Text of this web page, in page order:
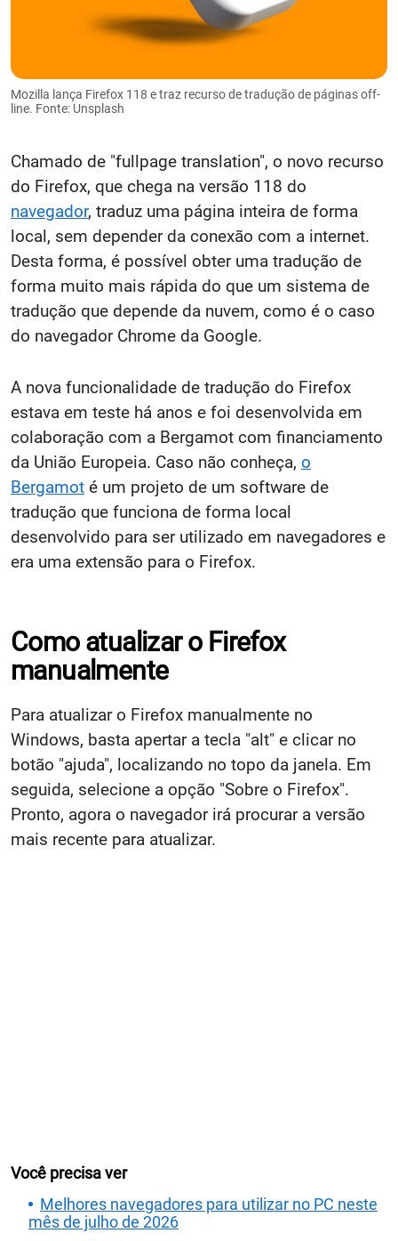
Mozilla lança Firefox 118 e traz recurso de tradução de páginas off-
line. Fonte: Unsplash
Chamado de "fullpage translation", o novo recurso
do Firefox, que chega na versão 118 do
navegador, traduz uma página inteira de forma
local, sem depender da conexão com a internet.
Desta forma, é possível obter uma tradução de
forma muito mais rápida do que um sistema de
tradução que depende da nuvem, como é o caso
do navegador Chrome da Google.
A nova funcionalidade de tradução do Firefox
estava em teste há anos e foi desenvolvida em
colaboração com a Bergamot com financiamento
da União Europeia. Caso não conheça, o
Bergamot é um projeto de um software de
tradução que funciona de forma local
desenvolvido para ser utilizado em navegadores e
era uma extensão para o Firefox.
Como atualizar o Firefox
manualmente
Para atualizar o Firefox manualmente no
Windows, basta apertar a tecla "alt" e clicar no
botão "ajuda", localizando no topo da janela. Em
seguida, selecione a opção "Sobre o Firefox".
Pronto, agora o navegador irá procurar a versão
mais recente para atualizar.
Você precisa ver
Melhores navegadores para utilizar no PC neste
mês de julho de 2026